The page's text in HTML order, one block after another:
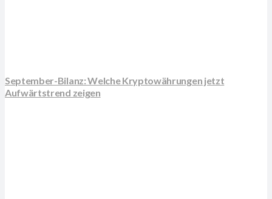
September-Bilanz: Welche Kryptowährungen jetzt
Aufwärtstrend zeigen